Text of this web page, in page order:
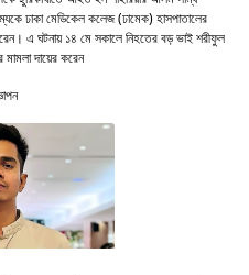
ঢাকা মেডিকেল কলেজ (ঢামেক) হাসপাতালের
এ ঘটনায় ১৪ মে সকালে নিহতের বড় ভাই শরীফুল
দায়ের করেন